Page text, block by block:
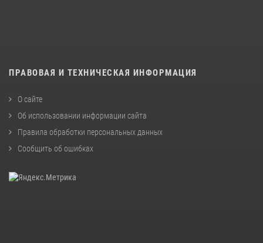
ПРАВОВАЯ И ТЕХНИЧЕСКАЯ ИНФОРМАЦИЯ
О сайте
Об использовании информации сайта
Правила обработки персональных данных
Сообщить об ошибках